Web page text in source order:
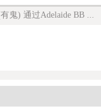
鬼) 通过Adelaide BB ...